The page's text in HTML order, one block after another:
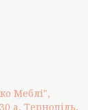
Меблі",
а, Тернопіль,